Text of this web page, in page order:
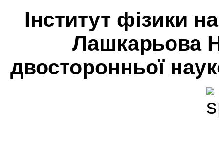
Інститут фізики
Лашкарьова
двосторонньої